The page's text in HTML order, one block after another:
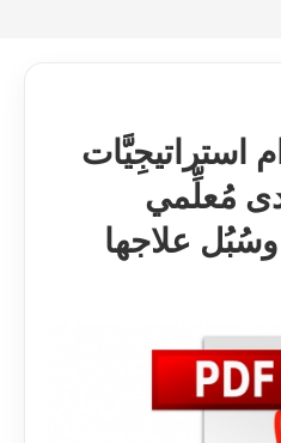
استراتيجِيَّات
مُعلِّمي
علاجھا